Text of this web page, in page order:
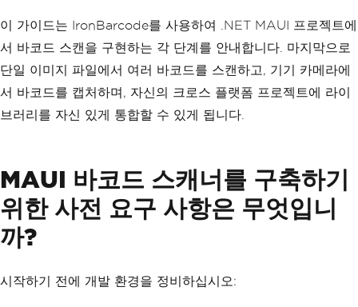
이 가이드는 IronBarcode를 사용하여 .NET MAUI 프로젝트에
서 바코드 스캔을 구현하는 각 단계를 안내합니다. 마지막으로
단일 이미지 파일에서 여러 바코드를 스캔하고, 기기 카메라에
서 바코드를 캡처하며, 자신의 크로스 플랫폼 프로젝트에 라이
브러리를 자신 있게 통합할 수 있게 됩니다.
MAUI 바코드 스캐너를 구축하기
위한 사전 요구 사항은 무엇입니
까?
시작하기 전에 개발 환경을 정비하십시오: